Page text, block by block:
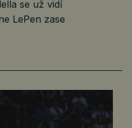
se už vidí
LePen zase